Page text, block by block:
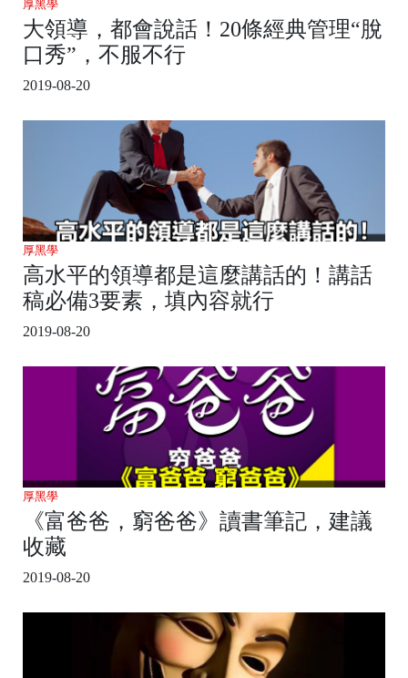
厚黑學
大領導，都會說話！20條經典管理“脫
口秀”，不服不行
2019-08-20
厚黑學
高水平的領導都是這麼講話的！講話
稿必備3要素，填內容就行
2019-08-20
厚黑學
《富爸爸，窮爸爸》讀書筆記，建議
收藏
2019-08-20